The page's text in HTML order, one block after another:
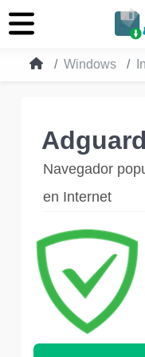
Windows
Adguard
Navegador
en Internet